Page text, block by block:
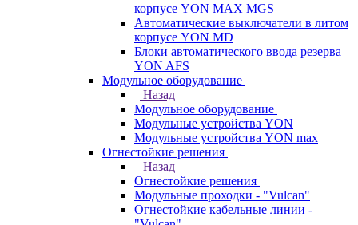
корпусе YON MAX MGS
Автоматические выключатели в литом
корпусе YON MD
Блоки автоматического ввода резерва
YON AFS
Модульное оборудование
Назад
Модульное оборудование
Модульные устройства YON
Модульные устройства YON max
Огнестойкие решения
Назад
Огнестойкие решения
Модульные проходки - "Vulcan"
Огнестойкие кабельные линии -